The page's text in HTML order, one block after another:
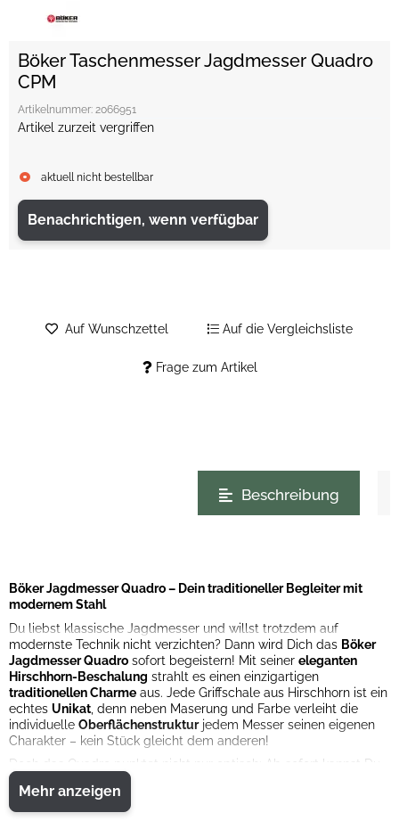
Böker Taschenmesser Jagdmesser Quadro
CPM
Artikelnummer: 2066951
Artikel zurzeit vergriffen
aktuell nicht bestellbar
Benachrichtigen, wenn verfügbar
Frage zum Artikel
Auf Wunschzettel Auf die Vergleichsliste
Beschreibung
Böker Jagdmesser Quadro – Dein traditioneller Begleiter mit
modernem Stahl
Du liebst klassische Jagdmesser und willst trotzdem auf
modernste Technik nicht verzichten? Dann wird Dich das Böker
Jagdmesser Quadro sofort begeistern! Mit seiner eleganten
Hirschhorn-Beschalung strahlt es einen einzigartigen
traditionellen Charme aus. Jede Griffschale aus Hirschhorn ist ein
echtes Unikat , denn neben Maserung und Farbe verleiht die
individuelle Oberflächenstrukturjedem Messer seinen eigenen
Charakter – kein Stück gleicht dem anderen!
Doch das Quadro punktet nicht nur optisch: Ab sofort kannst Du
Dich auf eine Hauptklinge aus
hochwertigen pulvermetallurgischen Stahl
beeindruckendenRockwellhärte von 62-63 HRC
Mehr anzeigen